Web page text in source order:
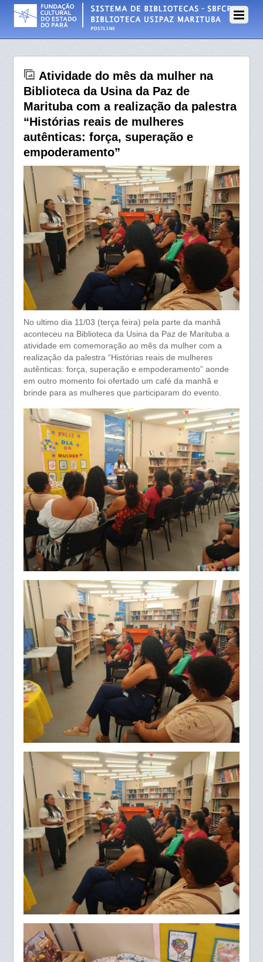
Atividade do mês da mulher na
Biblioteca da Usina da Paz de
Marituba com a realização da palestra
“Histórias reais de mulheres
autênticas: força, superação e
empoderamento”
No ultimo dia 11/03 (terça feira) pela parte da manhã
aconteceu na Biblioteca da Usina da Paz de Marituba a
atividade em comemoração ao mês da mulher com a
realização da palestra “Histórias reais de mulheres
autênticas: força, superação e empoderamento” aonde
em outro momento foi ofertado um café da manhã e
brinde para as mulheres que participaram do evento.